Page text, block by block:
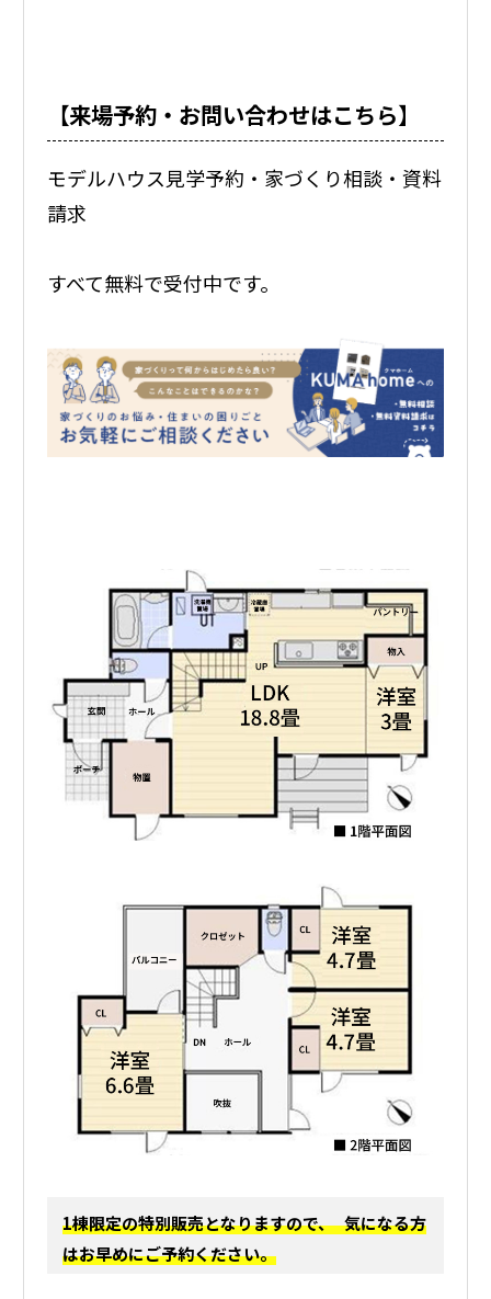
【来場予約・お問い合わせはこちら】
モデルハウス見学予約・家づくり相談・資料
請求
すべて無料で受付中です。
1棟限定の特別販売となりますので、 気になる方
はお早めにご予約ください。